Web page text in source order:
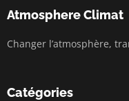
Atmosphere Climat
Changer l’atmosphère,
Catégories